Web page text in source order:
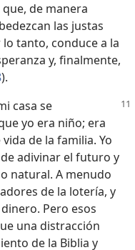
de manera
las justas
tanto, conduce a la
y, finalmente,
).
casa se
yo era niño; era
de la familia. Yo
adivinar el futuro y
natural. A menudo
de la lotería, y
Pero esos
una distracción
de la Biblia y